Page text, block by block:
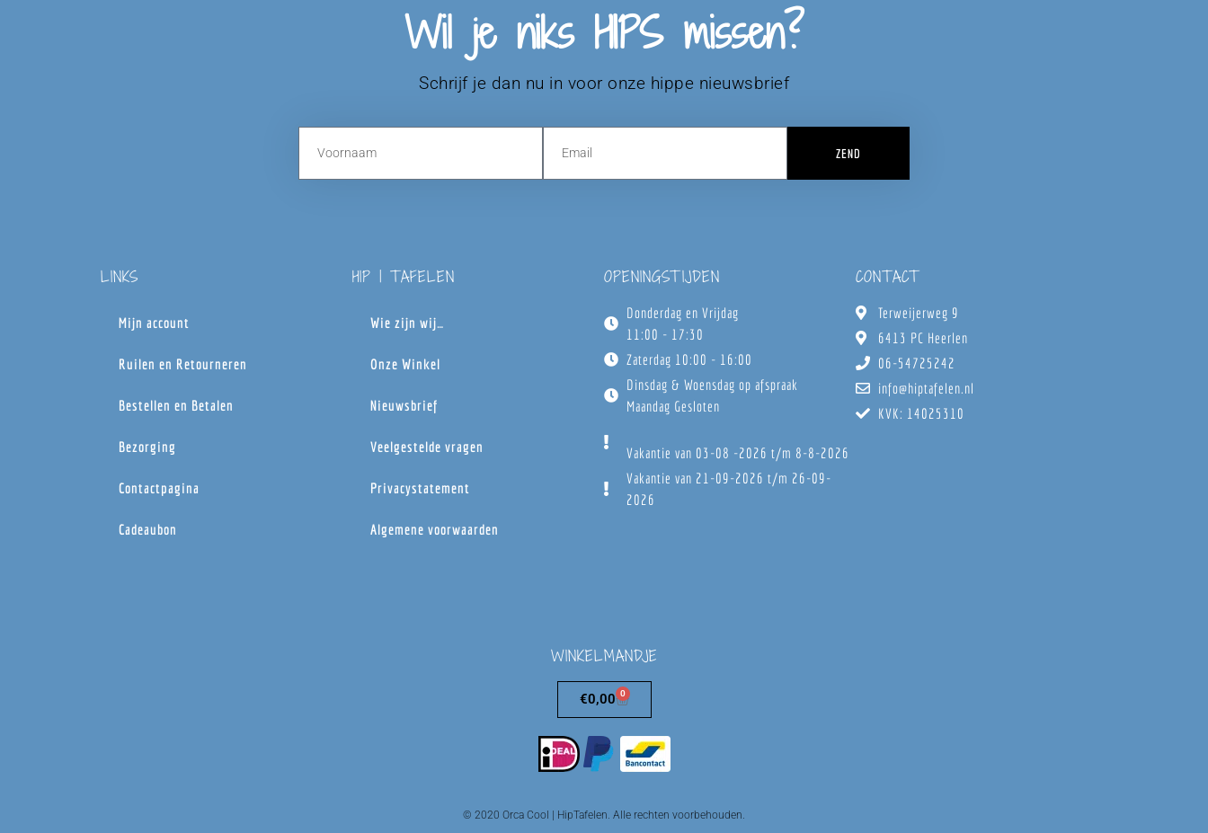
Wil je niks HIPS missen?
Schrijf je dan nu in voor onze hippe nieuwsbrief
ZEND
LINKS
Mijn account
Ruilen en Retourneren
Bestellen en Betalen
Bezorging
Contactpagina
Cadeaubon
HIP | TAFELEN
Wie zijn wij…
Onze Winkel
Nieuwsbrief
Veelgestelde vragen
Privacystatement
Algemene voorwaarden
OPENINGSTIJDEN
Donderdag en Vrijdag
11:00 - 17:30
Zaterdag 10:00 - 16:00
Dinsdag & Woensdag op afspraak
Maandag Gesloten
Vakantie van 03-08 -2026 t/m 8-8-2026
Vakantie van 21-09-2026 t/m 26-09-
2026
CONTACT
Terweijerweg 9
6413 PC Heerlen
06-54725242
info@hiptafelen.nl
KVK: 14025310
WINKELMANDJE
€0,00 0
© 2020 Orca Cool | HipTafelen. Alle rechten voorbehouden.